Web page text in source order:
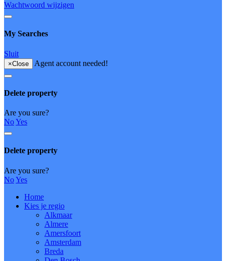
Wachtwoord wijzigen
My Searches
Sluit
×Close Agent account needed!
Delete property
Are you sure?
NoYes
Delete property
Are you sure?
NoYes
Home
Kies je regio
Alkmaar
Almere
Amersfoort
Amsterdam
Breda